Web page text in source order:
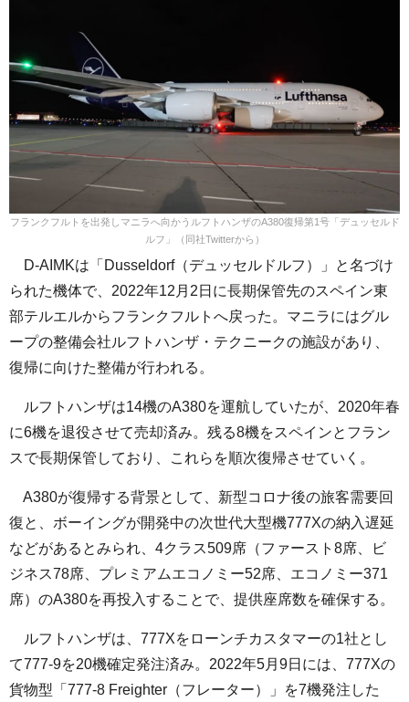
フランクフルトを出発しマニラへ向かうルフトハンザのA380復帰第1号「デュッセルド
ルフ」（同社Twitterから）
D-AIMKは「Dusseldorf（デュッセルドルフ）」と名づけ
られた機体で、2022年12月2日に長期保管先のスペイン東
部テルエルからフランクフルトへ戻った。マニラにはグル
ープの整備会社ルフトハンザ・テクニークの施設があり、
復帰に向けた整備が行われる。
ルフトハンザは14機のA380を運航していたが、2020年春
に6機を退役させて売却済み。残る8機をスペインとフラン
スで長期保管しており、これらを順次復帰させていく。
A380が復帰する背景として、新型コロナ後の旅客需要回
復と、ボーイングが開発中の次世代大型機777Xの納入遅延
などがあるとみられ、4クラス509席（ファースト8席、ビ
ジネス78席、プレミアムエコノミー52席、エコノミー371
席）のA380を再投入することで、提供座席数を確保する。
ルフトハンザは、777Xをローンチカスタマーの1社とし
て777-9を20機確定発注済み。2022年5月9日には、777Xの
貨物型「777-8 Freighter（フレーター）」を7機発注した